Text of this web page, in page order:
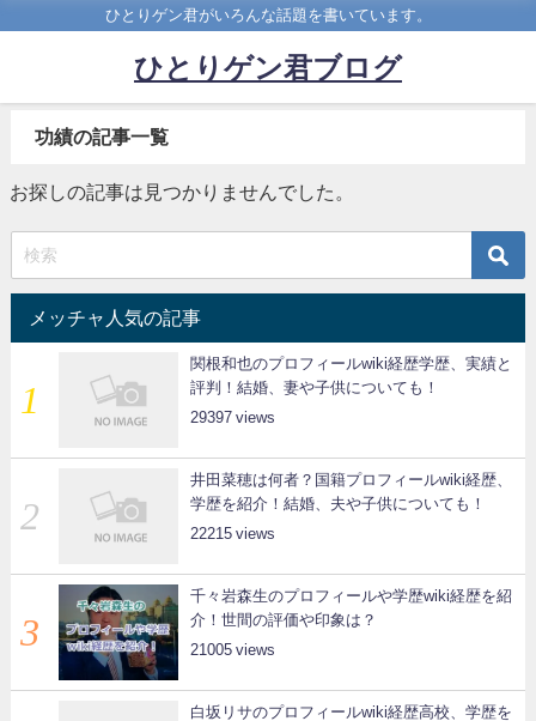
ひとりゲン君がいろんな話題を書いています。
ひとりゲン君ブログ
功績の記事一覧
お探しの記事は見つかりませんでした。
メッチャ人気の記事
関根和也のプロフィールwiki経歴学歴、実績と
評判！結婚、妻や子供についても！
29397
井田菜穂は何者？国籍プロフィールwiki経歴、
学歴を紹介！結婚、夫や子供についても！
22215
千々岩森生のプロフィールや学歴wiki経歴を紹
介！世間の評価や印象は？
21005
白坂リサのプロフィールwiki経歴高校、学歴を